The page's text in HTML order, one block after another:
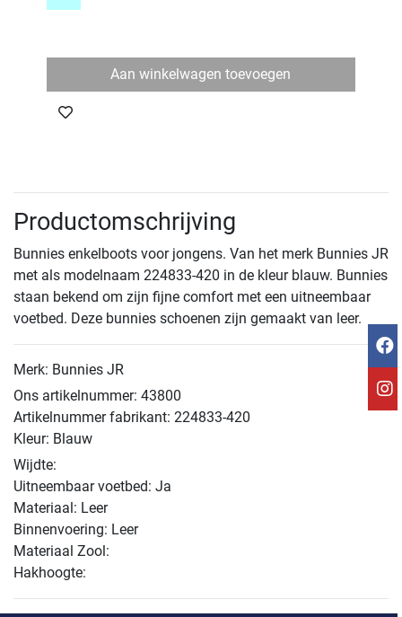
Aan winkelwagen toevoegen
Productomschrijving
Bunnies enkelboots voor jongens. Van het merk Bunnies JR
met als modelnaam 224833-420 in de kleur blauw. Bunnies
staan bekend om zijn fijne comfort met een uitneembaar
voetbed. Deze bunnies schoenen zijn gemaakt van leer.
Merk: Bunnies JR
Ons artikelnummer: 43800
Artikelnummer fabrikant: 224833-420
Kleur: Blauw
Wijdte:
Uitneembaar voetbed: Ja
Materiaal: Leer
Binnenvoering: Leer
Materiaal Zool:
Hakhoogte: